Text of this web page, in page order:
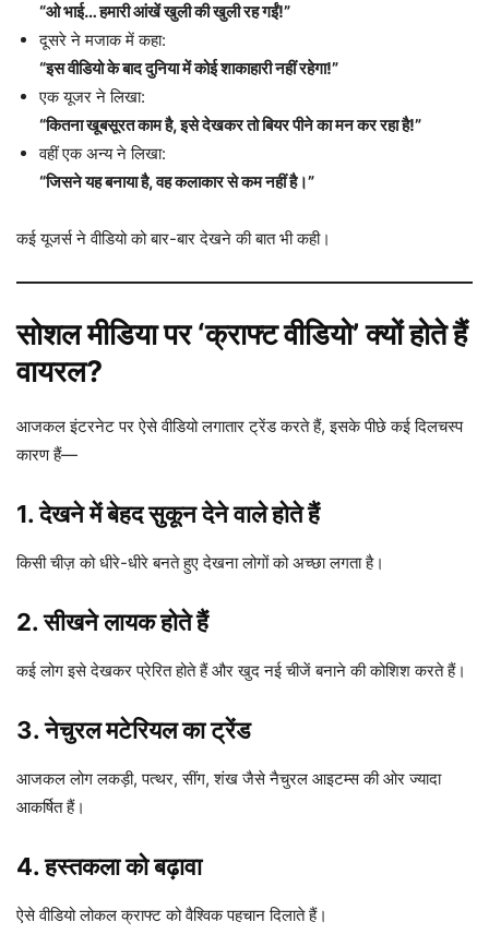
“ओ भाई… हमारी आंखें खुली की खुली रह गईं!”
दूसरे ने मजाक में कहा:
“इस वीडियो के बाद दुनिया में कोई शाकाहारी नहीं रहेगा!”
एक यूजर ने लिखा:
“कितना खूबसूरत काम है, इसे देखकर तो बियर पीने का मन कर रहा है!”
वहीं एक अन्य ने लिखा:
“जिसने यह बनाया है, वह कलाकार से कम नहीं है।”
कई यूजर्स ने वीडियो को बार-बार देखने की बात भी कही।
सोशल मीडिया पर ‘क्राफ्ट वीडियो’ क्यों होते हैं
वायरल?
आजकल इंटरनेट पर ऐसे वीडियो लगातार ट्रेंड करते हैं, इसके पीछे कई दिलचस्प
कारण हैं—
1. देखने में बेहद सुकून देने वाले होते हैं
किसी चीज़ को धीरे-धीरे बनते हुए देखना लोगों को अच्छा लगता है।
2. सीखने लायक होते हैं
कई लोग इसे देखकर प्रेरित होते हैं और खुद नई चीजें बनाने की कोशिश करते हैं।
3. नेचुरल मटेरियल का ट्रेंड
आजकल लोग लकड़ी, पत्थर, सींग, शंख जैसे नैचुरल आइटम्स की ओर ज्यादा
आकर्षित हैं।
4. हस्तकला को बढ़ावा
ऐसे वीडियो लोकल क्राफ्ट को वैश्विक पहचान दिलाते हैं।